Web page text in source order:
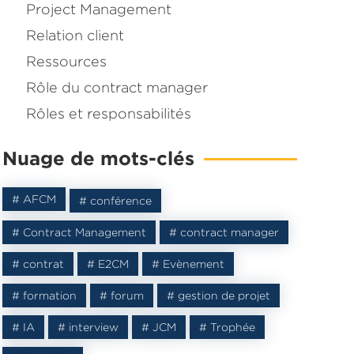
Project Management
Relation client
Ressources
Rôle du contract manager
Rôles et responsabilités
Nuage de mots-clés
# AFCM # conférence
# Contract Management # contract manager
# contrat # E2CM # Evènement
# formation # forum # gestion de projet
# IA # interview # JCM # Trophée
une